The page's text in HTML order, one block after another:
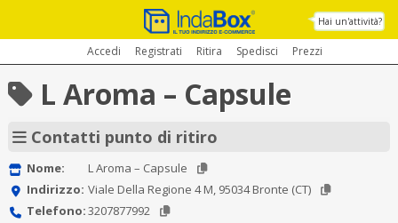
Hai un'attività?
Accedi Registrati Ritira Spedisci Prezzi
L Aroma – Capsule
Contatti punto di ritiro
Nome:
L Aroma – Capsule
Indirizzo: Viale Della Regione 4 M, 95034 Bronte (CT)
Telefono:3207877992